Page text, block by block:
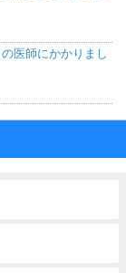
医師にかかりまし